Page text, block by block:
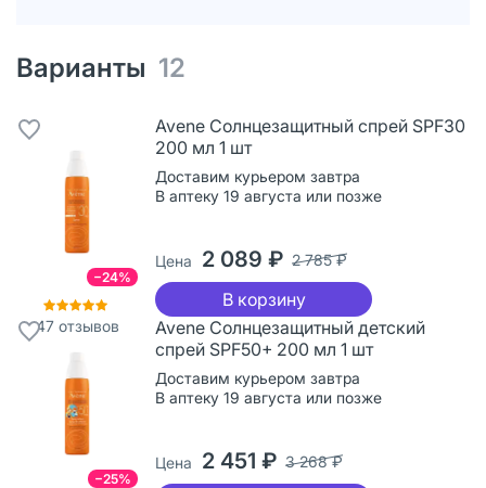
Варианты 12
−24%
47отзывов
Avene Солнцезащитный спрей SPF30
200 мл 1 шт
Доставим курьером завтра
В аптеку 19 августа или позже
Цена 2 089 ₽ 2 785 ₽
В корзину
−25%
Avene Солнцезащитный детский
спрей SPF50+ 200 мл 1 шт
Доставим курьером завтра
В аптеку 19 августа или позже
Цена 2 451 ₽ 3 268 ₽